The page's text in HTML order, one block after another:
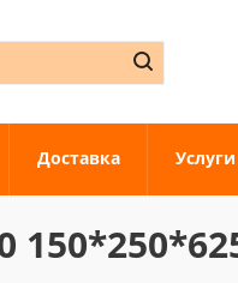
Доставка Услуги